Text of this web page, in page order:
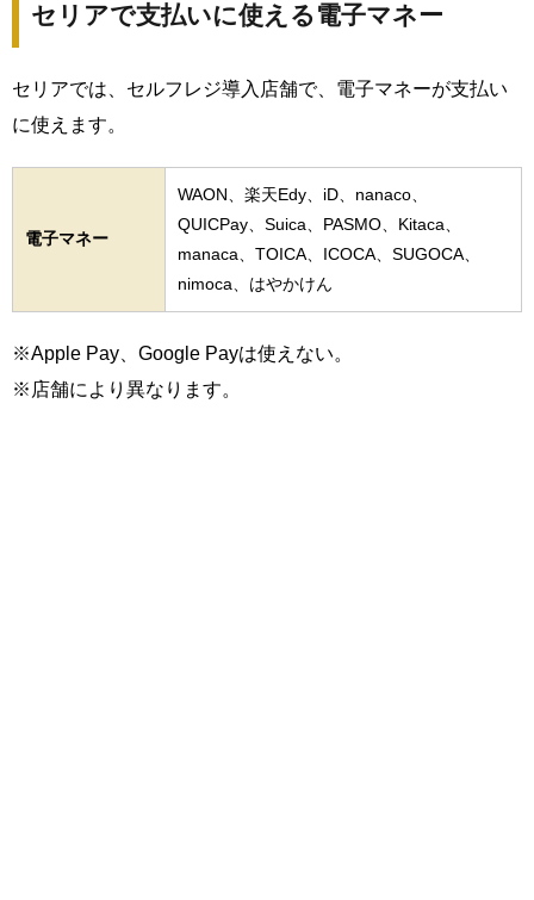
セリアで支払いに使える電子マネー
セリアでは、セルフレジ導入店舗で、電子マネーが支払い
に使えます。
電子マネー
WAON、楽天Edy、iD、nanaco、
QUICPay、Suica、PASMO、Kitaca、
manaca、TOICA、ICOCA、SUGOCA、
nimoca、はやかけん
※Apple Pay、Google Payは使えない。
※店舗により異なります。